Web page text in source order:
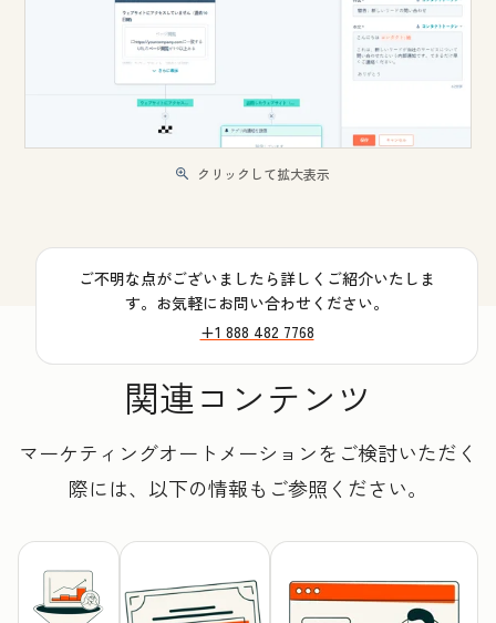
クリックして拡大表示
ご不明な点がございましたら詳しくご紹介いたしま
す。お気軽にお問い合わせください。
+1 888 482 7768
関連コンテンツ
マーケティングオートメーションをご検討いただく
際には、以下の情報もご参照ください。